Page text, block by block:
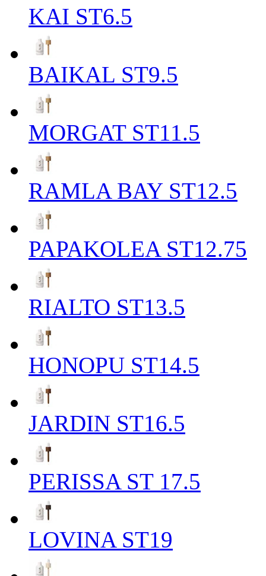
KAI ST6.5
BAIKAL ST9.5
MORGAT ST11.5
RAMLA BAY ST12.5
PAPAKOLEA ST12.75
RIALTO ST13.5
HONOPU ST14.5
JARDIN ST16.5
PERISSA ST 17.5
LOVINA ST19